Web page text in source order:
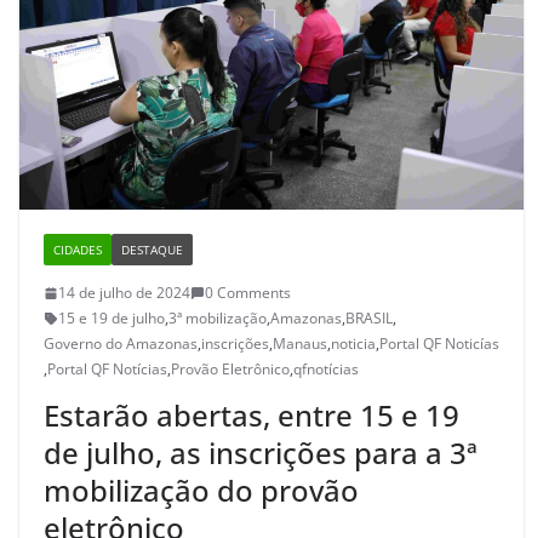
CIDADES DESTAQUE
14 de julho de 2024
0 Comments
15 e 19 de julho,3ª mobilização,Amazonas,BRASIL,
Governo do Amazonas,inscrições,Manaus,noticia,Portal QF Noticías
,Portal QF Notícias,Provão Eletrônico,qfnotícias
Estarão abertas, entre 15 e 19
de julho, as inscrições para a 3ª
mobilização do provão
eletrônico